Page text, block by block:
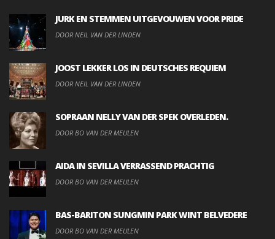
JURK EN STEMMEN UITGEVOUWEN VOOR PRIDE
DOOR NEIL VAN DER LINDEN
JOOST LEKKER LOS IN DEUTSCHES REQUIEM
DOOR NEIL VAN DER LINDEN
SOPRAAN NELLY VAN DER SPEK OVERLEDEN.
DOOR BO VAN DER MEULEN
AIDA IN SEVILLA VERRASSEND PRACHTIG
DOOR BO VAN DER MEULEN
BAS-BARITON SUNGMIN PARK WINT BELVEDERE
DOOR BO VAN DER MEULEN